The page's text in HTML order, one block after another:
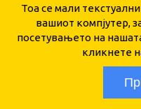
Тоа се мали
вашиот компјутер,
посетувањето на
кликнете